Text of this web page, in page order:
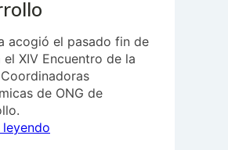
acogió el pasado fin de
el XIV Encuentro de la
de ONG de
leyendo